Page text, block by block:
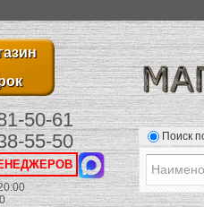
50-61
55-50
Поиск